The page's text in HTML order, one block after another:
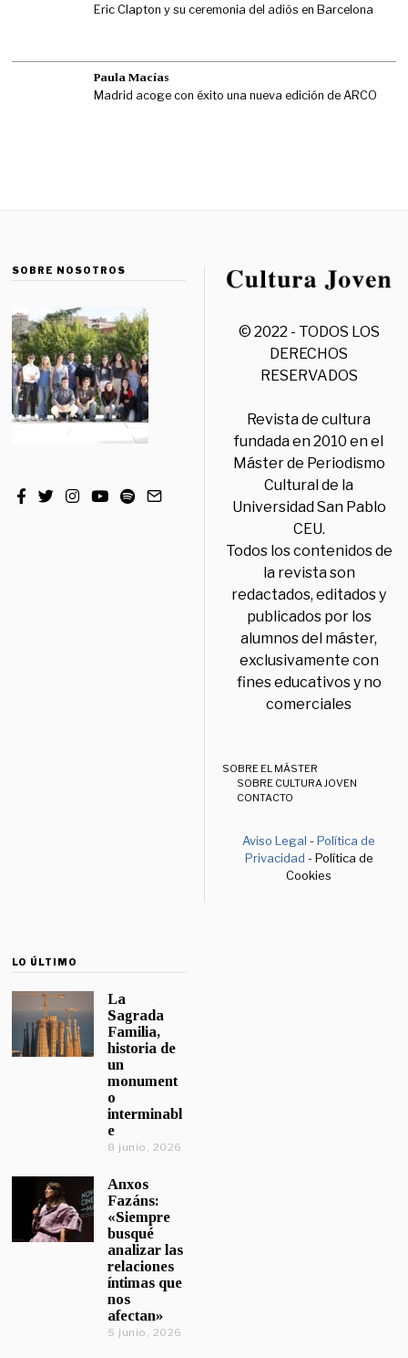
Eric Clapton y su ceremonia del adiós en Barcelona
Paula Macías
Madrid acoge con éxito una nueva edición de ARCO
SOBRE NOSOTROS
© 2022 - TODOS LOS
DERECHOS
RESERVADOS
Revista de cultura
fundada en 2010 en el
Máster de Periodismo
Cultural de la
Universidad San Pablo
CEU.
Todos los contenidos de
la revista son
redactados, editados y
publicados por los
alumnos del máster,
exclusivamente con
fines educativos y no
comerciales
SOBRE EL MÁSTER
SOBRE CULTURA JOVEN
CONTACTO
Aviso Legal -Política de
Privacidad - Política de
Cookies
LO ÚLTIMO
La
Sagrada
Familia,
historia de
un
monument
o
interminabl
e
8 junio, 2026
Anxos
Fazáns:
«Siempre
busqué
analizar las
relaciones
íntimas que
nos
afectan»
5 junio, 2026